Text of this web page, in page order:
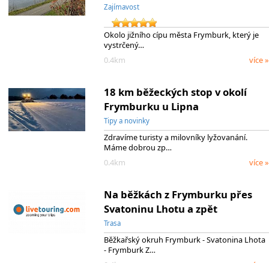
Zajímavost
Okolo jižního cípu města Frymburk, který je
vystrčený…
0.4km
více »
18 km běžeckých stop v okolí
Frymburku u Lipna
Tipy a novinky
Zdravíme turisty a milovníky lyžovanání.
Máme dobrou zp…
0.4km
více »
Na běžkách z Frymburku přes
Svatoninu Lhotu a zpět
Trasa
Běžkařský okruh Frymburk - Svatonina Lhota
- Frymburk Z…